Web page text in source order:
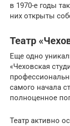
в 1970-е годы
них открыты
Театр
Еще одно
«Чеховская
самого начала
полноценное
Театр активно